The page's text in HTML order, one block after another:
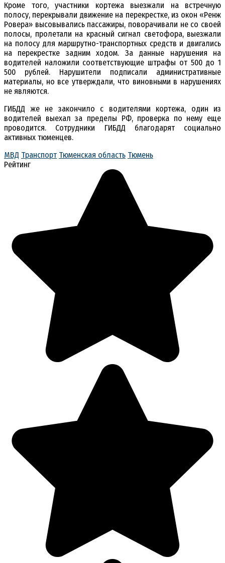
Кроме того, участники кортежа выезжали на встречную
полосу, перекрывали движение на перекрестке, из окон «Ренж
Ровера» высовывались пассажиры, поворачивали не со своей
полосы, пролетали на красный сигнал светофора, выезжали
на полосу для маршрутно-транспортных средств и двигались
на перекрестке задним ходом. За данные нарушения на
водителей наложили соответствующие штрафы от 500 до 1
500 рублей. Нарушители подписали административные
материалы, но все утверждали, что виновными в нарушениях
не являются.
ГИБДД же не закончило с водителями кортежа, один из
водителей выехал за пределы РФ, проверка по нему еще
проводится. Сотрудники ГИБДД благодарят социально
активных тюменцев.
МВД Транспорт Тюменская область Тюмень
Рейтинг